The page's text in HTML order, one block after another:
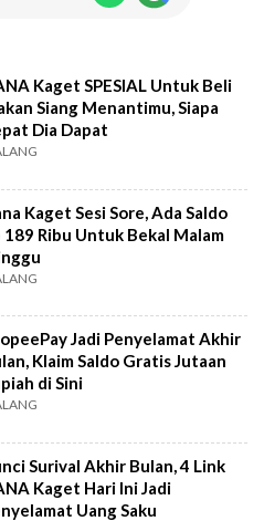
Kaget SPESIAL Untuk Beli
Siang Menantimu, Siapa
Dia Dapat
Kaget Sesi Sore, Ada Saldo
189 Ribu Untuk Bekal Malam
Jadi Penyelamat Akhir
Klaim Saldo Gratis Jutaan
di Sini
Surival Akhir Bulan, 4 Link
Kaget Hari Ini Jadi
Uang Saku